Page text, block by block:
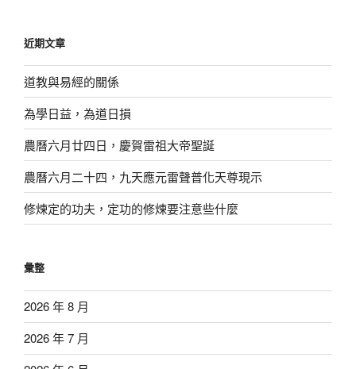
字:
近期文章
道教與易經的關係
為學日益，為道日損
農曆六月廿四日，慶賀雷祖大帝聖誕
農曆六月二十四，九天應元雷聲普化天尊現示
修煉定的功夫，定功的修煉要注意些什麼
彙整
2026 年 8 月
2026 年 7 月